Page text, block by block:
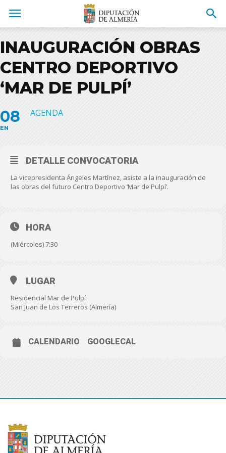
INAUGURACIÓN OBRAS
CENTRO DEPORTIVO
‘MAR DE PULPÍ’
08
EN
AGENDA
DETALLE CONVOCATORIA
La vicepresidenta Ángeles Martínez, asiste a la inauguración de
las obras del futuro Centro Deportivo ‘Mar de Pulpí’.
HORA
(Miércoles) 7:30
LUGAR
Residencial Mar de Pulpí
San Juan de Los Terreros (Almería)
CALENDARIO GOOGLECAL